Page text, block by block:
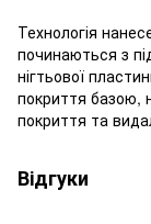
Технологія
починаються з
нігтьової
покриття базою,
покриття та
Відгуки